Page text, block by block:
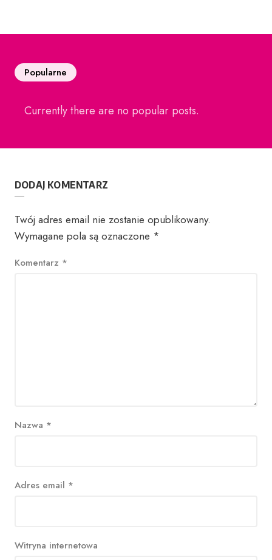
Popularne
Currently there are no popular posts.
DODAJ KOMENTARZ
Twój adres email nie zostanie opublikowany.
Wymagane pola są oznaczone *
Komentarz *
Nazwa *
Adres email *
Witryna internetowa